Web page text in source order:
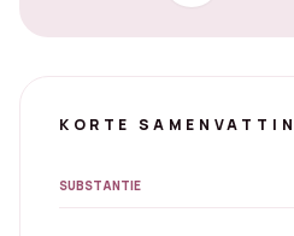
KORTE
SUBSTANTIE